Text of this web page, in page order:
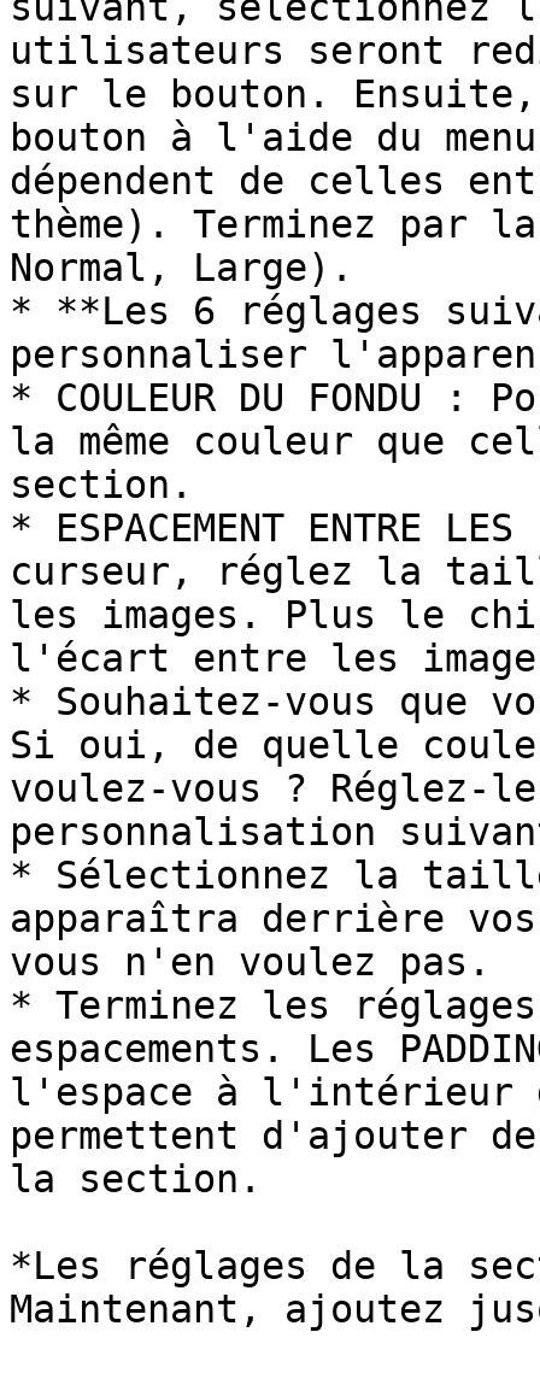
utilisateurs seront
sur le bouton.
bouton à l'aide du
dépendent de celles
thème). Terminez
Normal, Large).
* **Les 6 réglages
personnaliser
* COULEUR DU
la même couleur que
section.
* ESPACEMENT ENTRE
curseur, réglez la
les images. Plus le
l'écart entre les
* Souhaitez-vous que
Si oui, de quelle
voulez-vous ? Réglez-
personnalisation
* Sélectionnez la
apparaîtra derrière vos
vous n'en voulez pas.
* Terminez les
espacements. Les
l'espace à l'intérieur
permettent d'ajouter
la section.
*Les réglages de la
Maintenant, ajoutez